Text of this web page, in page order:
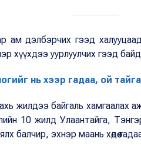
ам дэлбэрчих гээд
хүүхдээ уурлуулчих гээд
нь хээр гадаа, ой
жилдээ байгаль хамгаалах
10 жилд Улаантайга,
балчир, эхнэр маань хөдөө